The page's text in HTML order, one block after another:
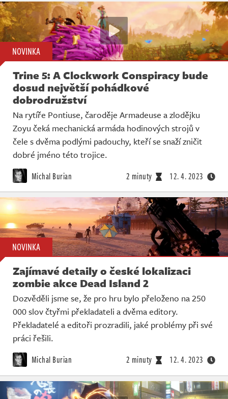
NOVINKA
Trine 5: A Clockwork Conspiracy bude
dosud největší pohádkové
dobrodružství
Na rytíře Pontiuse, čaroděje Armadeuse a zlodějku
Zoyu čeká mechanická armáda hodinových strojů v
čele s dvěma podlými padouchy, kteří se snaží zničit
dobré jméno této trojice.
Michal Burian 2 minuty 12. 4. 2023
NOVINKA
Zajímavé detaily o české lokalizaci
zombie akce Dead Island 2
Dozvěděli jsme se, že pro hru bylo přeloženo na 250
000 slov čtyřmi překladateli a dvěma editory.
Překladatelé a editoři prozradili, jaké problémy při své
práci řešili.
Michal Burian 2 minuty 12. 4. 2023